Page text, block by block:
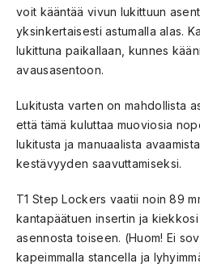
voit kääntää vivun lukittuun
yksinkertaisesti astumalla alas.
lukittuna paikallaan, kunnes
avausasentoon.
Lukitusta varten on mahdollista
että tämä kuluttaa muoviosia
lukitusta ja manuaalista
kestävyyden saavuttamiseksi.
T1 Step Lockers vaatii noin 89
kantapäätuen insertin ja
asennosta toiseen. (Huom! Ei
kapeimmalla stancella ja